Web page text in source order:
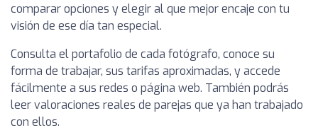
comparar opciones y elegir al que mejor encaje con tu
visión de ese día tan especial.
Consulta el portafolio de cada fotógrafo, conoce su
forma de trabajar, sus tarifas aproximadas, y accede
fácilmente a sus redes o página web. También podrás
leer valoraciones reales de parejas que ya han trabajado
con ellos.